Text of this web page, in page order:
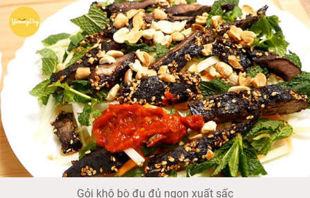
Gỏi khô bò đu đủ ngon xuất sấc